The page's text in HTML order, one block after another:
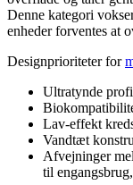
Denne kategori
enheder forventes at
Designprioriteter for
Ultratynde
Lav-effekt
Vandtæt
Afvejninger
til